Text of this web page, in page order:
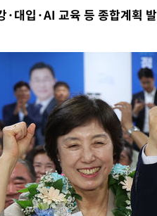
·대입·AI 교육 등 종합계획